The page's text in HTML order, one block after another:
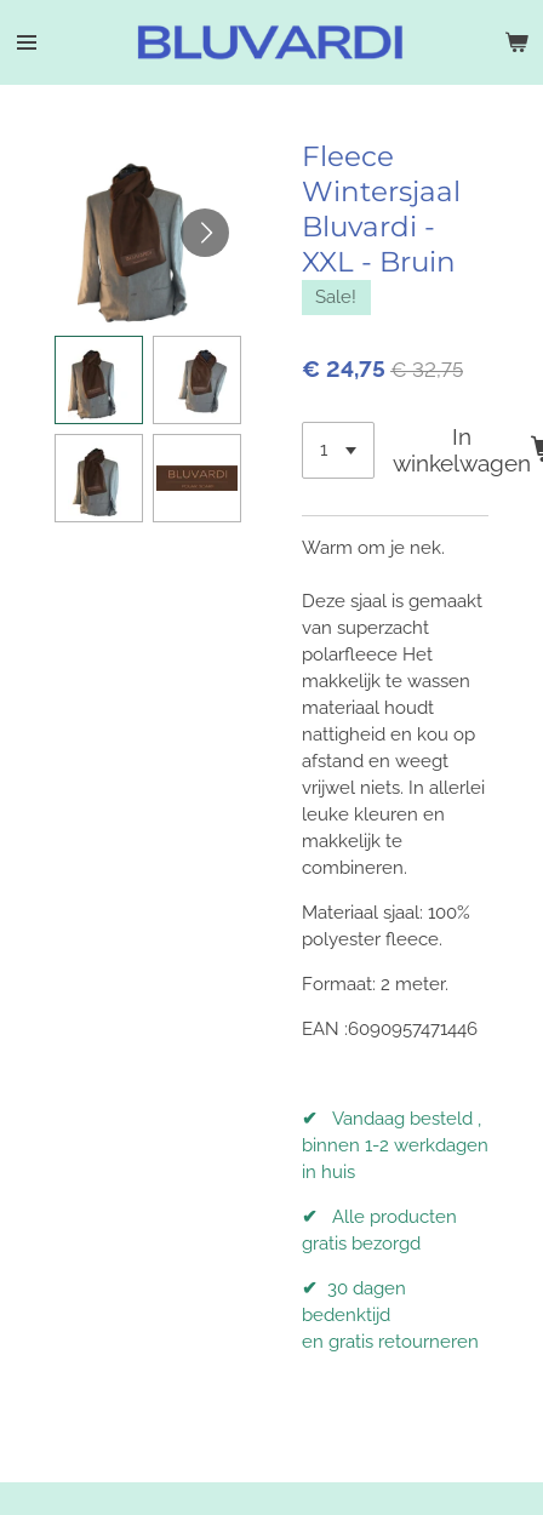
direct
Fleece
Wintersjaal
Bluvardi -
XXL - Bruin
Sale!
€ 24,75 € 32,75
In
winkelwagen
Warm om je nek.
Deze sjaal is gemaakt
van superzacht
polarfleece Het
makkelijk te wassen
materiaal houdt
nattigheid en kou op
afstand en weegt
vrijwel niets. In allerlei
leuke kleuren en
makkelijk te
combineren.
Materiaal sjaal: 100%
polyester fleece.
Formaat: 2 meter.
EAN :6090957471446
✔
Vandaag besteld ,
binnen 1-2 werkdagen
in huis
✔
Alle producten
gratis bezorgd
✔ 30 dagen
bedenktijd
en gratis retourneren